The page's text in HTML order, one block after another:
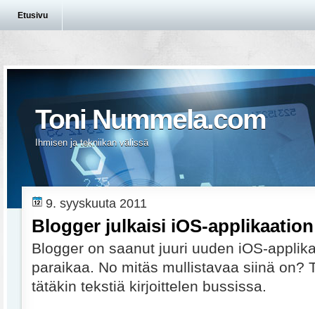
Etusivu
Toni Nummela.com
Ihmisen ja tekniikan välissä
9. syyskuuta 2011
Blogger julkaisi iOS-applikaation
Blogger on saanut juuri uuden iOS-
paraikaa. No mitäs mullistavaa siinä on?
tätäkin tekstiä kirjoittelen bussissa.